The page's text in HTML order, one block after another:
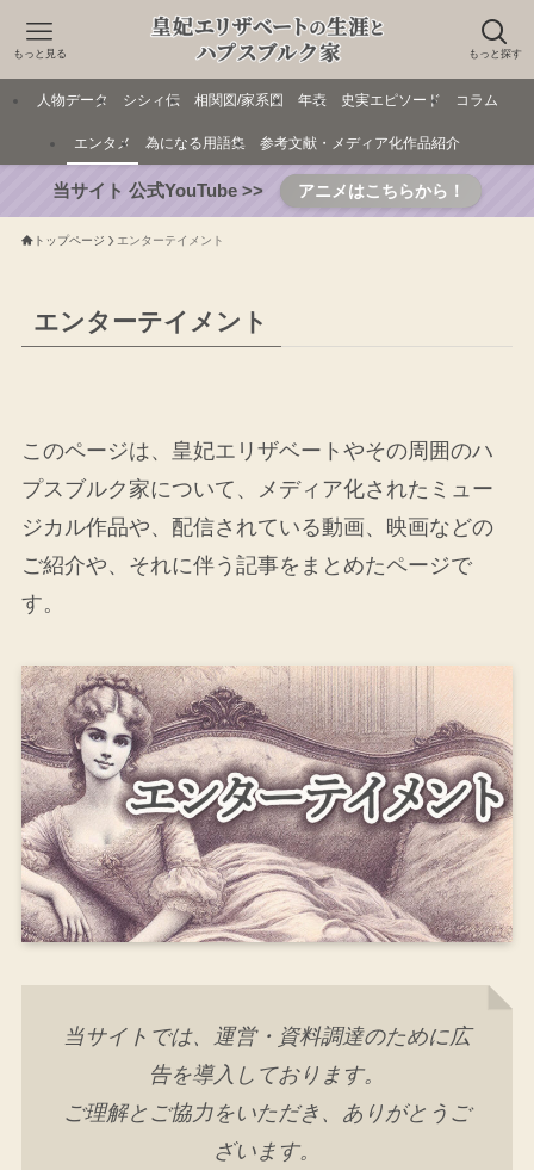
もっと探す
もっと見る
人物データ シシィ伝 相関図/家系図 年表 史実エピソード コラム
エンタメ 為になる用語集 参考文献・メディア化作品紹介
当サイト 公式YouTube >> アニメはこちらから！
トップページ エンターテイメント
エンターテイメント
このページは、皇妃エリザベートやその周囲のハ
プスブルク家について、メディア化されたミュー
ジカル作品や、配信されている動画、映画などの
ご紹介や、それに伴う記事をまとめたページで
す。
当サイトでは、運営・資料調達のために広
告を導入しております。
ご理解とご協力をいただき、ありがとうご
ざいます。